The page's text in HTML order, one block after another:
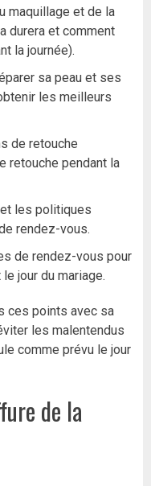
maquillage et de la
durera et comment
la journée).
sa peau et ses
les meilleurs
de retouche
retouche pendant la
les politiques
rendez-vous.
de rendez-vous pour
jour du mariage.
ces points avec sa
les malentendus
comme prévu le jour
de la